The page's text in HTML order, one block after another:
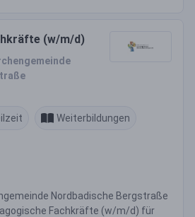
(w/m/d)
Weiterbildungen
Nordbadische Bergstraße
Fachkräfte (w/m/d) für